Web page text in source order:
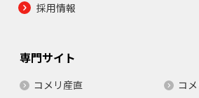
採用情報
専門サイト
コメリ産直 コ